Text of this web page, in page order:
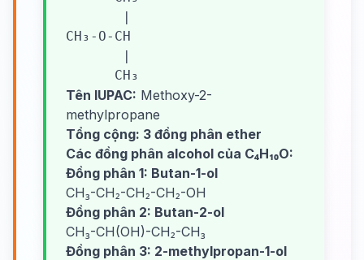
       |
CH₃-O-CH
       |
      CH₃
Tên IUPAC: Methoxy-2-
methylpropane
Tổng cộng: 3 đồng phân ether
Các đồng phân alcohol của C₄H₁₀O:
Đồng phân 1: Butan-1-ol
CH₃-CH₂-CH₂-CH₂-OH
Đồng phân 2: Butan-2-ol
CH₃-CH(OH)-CH₂-CH₃
Đồng phân 3: 2-methylpropan-1-ol